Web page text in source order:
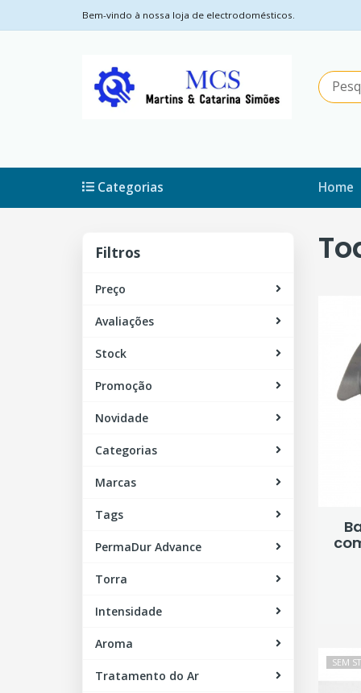
Bem-vindo à nossa loja de electrodomésticos.
Home
Categorias
Filtros
Preço
Avaliações
Stock
Promoção
Novidade
Categorias
Marcas
Tags
PermaDur Advance
Torra
Intensidade
Aroma
Tratamento do Ar
SEM